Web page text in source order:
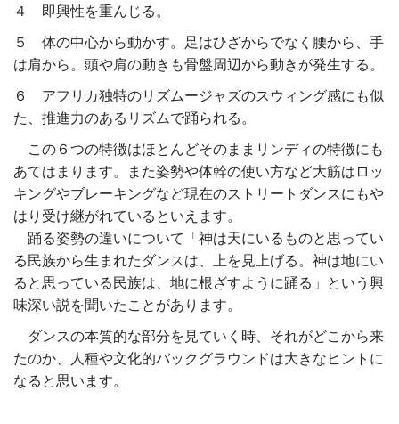
４ 即興性を重んじる。
５ 体の中心から動かす。足はひざからでなく腰から、手
は肩から。頭や肩の動きも骨盤周辺から動きが発生する。
６ アフリカ独特のリズムージャズのスウィング感にも似
た、推進力のあるリズムで踊られる。
この６つの特徴はほとんどそのままリンディの特徴にも
あてはまります。また姿勢や体幹の使い方など大筋はロッ
キングやブレーキングなど現在のストリートダンスにもや
はり受け継がれているといえます。
踊る姿勢の違いについて「神は天にいるものと思ってい
る民族から生まれたダンスは、上を見上げる。神は地にい
ると思っている民族は、地に根ざすように踊る」という興
味深い説を聞いたことがあります。
ダンスの本質的な部分を見ていく時、それがどこから来
たのか、人種や文化的バックグラウンドは大きなヒントに
なると思います。